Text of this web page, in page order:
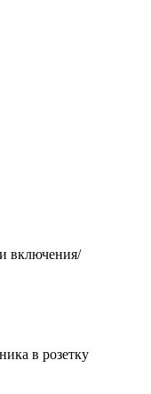
включения/
в розетку